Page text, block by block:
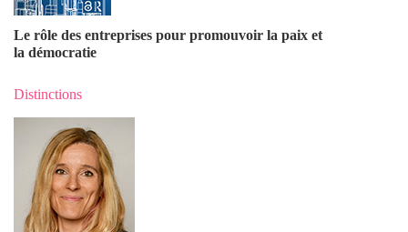
Le rôle des entreprises pour promouvoir la paix et
la démocratie
Distinctions